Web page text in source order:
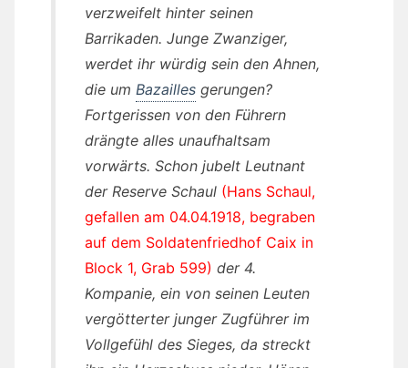
verzweifelt hinter seinen
Barrikaden. Junge Zwanziger,
werdet ihr würdig sein den Ahnen,
die um Bazailles gerungen?
Fortgerissen von den Führern
drängte alles unaufhaltsam
vorwärts. Schon jubelt Leutnant
der Reserve Schaul (Hans Schaul,
gefallen am 04.04.1918, begraben
auf dem Soldatenfriedhof Caix in
Block 1, Grab 599) der 4.
Kompanie, ein von seinen Leuten
vergötterter junger Zugführer im
Vollgefühl des Sieges, da streckt